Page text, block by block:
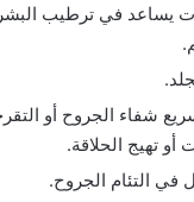
يساعد في ترطيب
شفاء الجروح أو
تهيج الحلاقة.
في التئام الجروح.